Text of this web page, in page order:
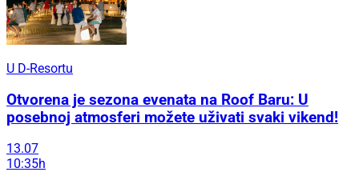
U D-Resortu
Otvorena je sezona evenata na Roof Baru: U
posebnoj atmosferi možete uživati svaki vikend!
13.07
10:35h